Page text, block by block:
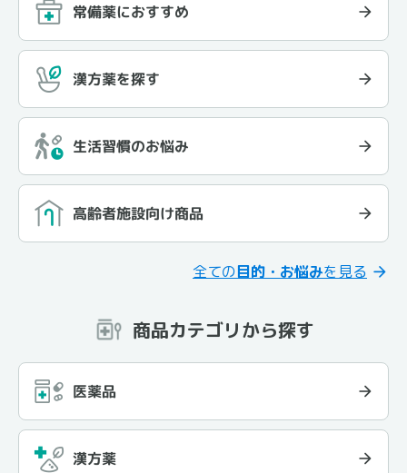
常備薬におすすめ
漢方薬を探す
生活習慣のお悩み
高齢者施設向け商品
全ての目的・お悩みを見る
商品カテゴリから探す
医薬品
漢方薬